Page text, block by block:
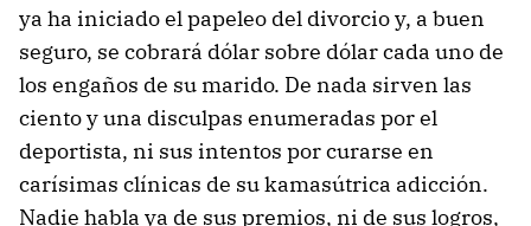
ya ha iniciado el papeleo del divorcio y, a buen
seguro, se cobrará dólar sobre dólar cada uno de
los engaños de su marido. De nada sirven las
ciento y una disculpas enumeradas por el
deportista, ni sus intentos por curarse en
carísimas clínicas de su kamasútrica adicción.
Nadie habla ya de sus premios, ni de sus logros,